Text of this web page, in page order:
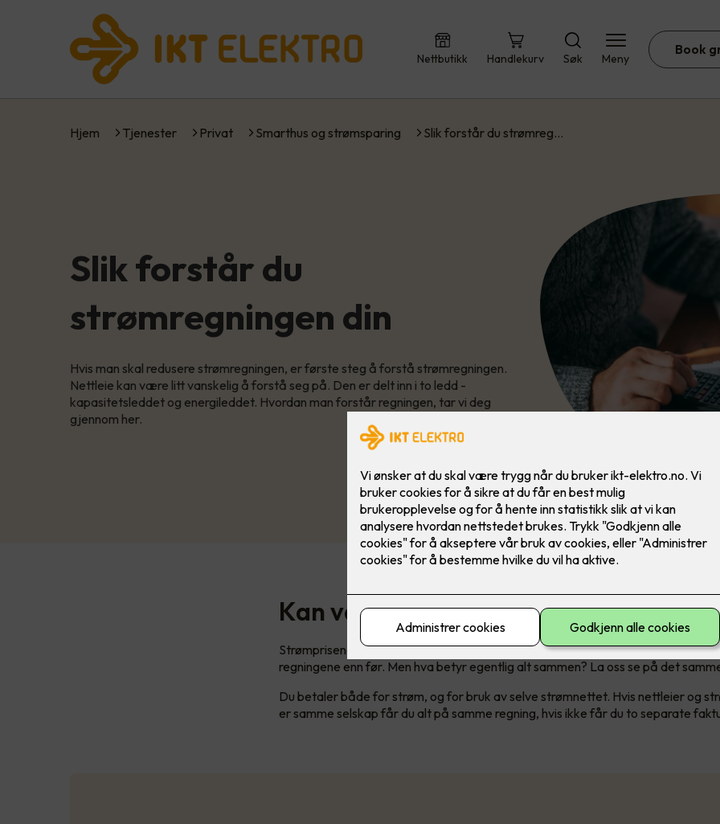
Nettbutikk Handlekurv Søk Meny
Book
Hjem Tjenester Privat Smarthus og strømsparing Slik forstår du strømreg…
Slik forstår du
strømregningen din
Hvis man skal redusere strømregningen, er første steg å forstå strømregningen.
Nettleie kan være litt vanskelig å forstå seg på. Den er delt inn i to ledd -
kapasitetsleddet og energileddet. Hvordan man forstår regningen, tar vi deg
gjennom her.
Kan være tricky å forstå
Strømprisene har eksplodert de siste årene, og du er ikke alene hvis du går
regningene enn før. Men hva betyr egentlig alt sammen? La oss se på det
Du betaler både for strøm, og for bruk av selve strømnettet. Hvis nettleier og
er samme selskap får du alt på samme regning, hvis ikke får du to separate